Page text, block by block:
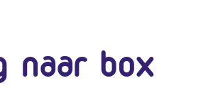
naar box